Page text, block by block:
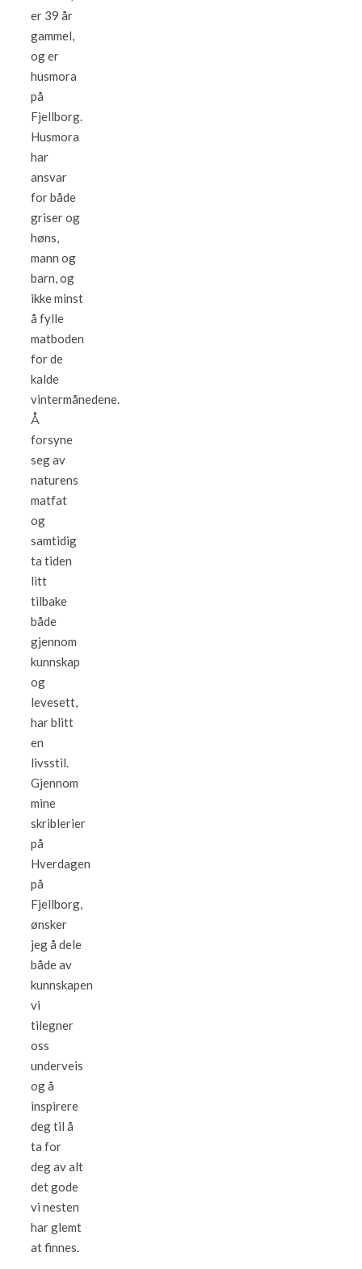
er 39 år
gammel,
og er
husmora
på
Fjellborg.
Husmora
har
ansvar
for både
griser og
høns,
mann og
barn, og
ikke minst
å fylle
matboden
for de
kalde
vintermånedene.
Å
forsyne
seg av
naturens
matfat
og
samtidig
ta tiden
litt
tilbake
både
gjennom
kunnskap
og
levesett,
har blitt
en
livsstil.
Gjennom
mine
skriblerier
på
Hverdagen
på
Fjellborg,
ønsker
jeg å dele
både av
kunnskapen
vi
tilegner
oss
underveis
og å
inspirere
deg til å
ta for
deg av alt
det gode
vi nesten
har glemt
at finnes.